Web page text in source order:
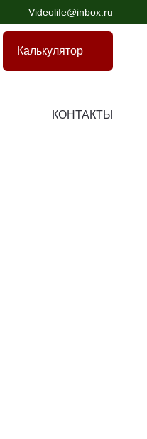
Videolife@inbox.ru
Калькулятор
КОНТАКТЫ